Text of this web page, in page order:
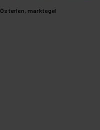
Österlen, marktegel